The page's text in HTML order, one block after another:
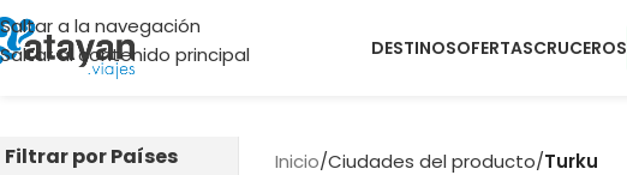
Saltar a la navegación
Saltar al contenido principal
DESTINOSOFERTASCRUCEROS
Filtrar por Países Inicio/Ciudades del producto/Turku